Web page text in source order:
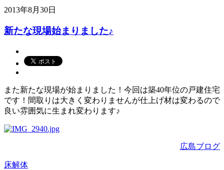
2013年8月30日
新たな現場始まりました♪
また新たな現場が始まりました！今回は築40年位の戸建住宅
です！間取りは大きく変わりませんが仕上げ材は変わるので
良い雰囲気に生まれ変わります♪
広島ブログ
床解体